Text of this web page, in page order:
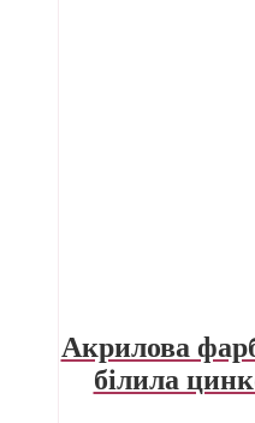
Акрилова
білила